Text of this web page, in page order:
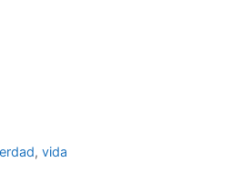
,vida